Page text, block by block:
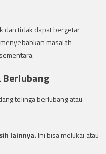
dan tidak dapat bergetar
masalah
Berlubang
telinga berlubang atau
lainnya.Ini bisa melukai atau